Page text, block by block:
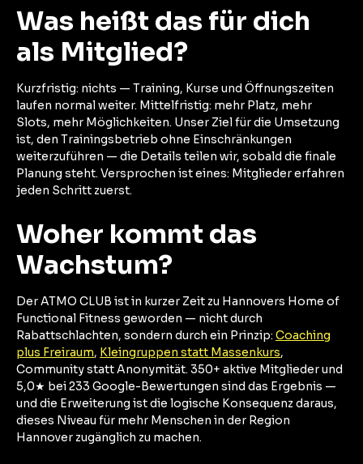
Was heißt das für dich
als Mitglied?
Kurzfristig: nichts — Training, Kurse und Öffnungszeiten
laufen normal weiter. Mittelfristig: mehr Platz, mehr
Slots, mehr Möglichkeiten. Unser Ziel für die Umsetzung
ist, den Trainingsbetrieb ohne Einschränkungen
weiterzuführen — die Details teilen wir, sobald die finale
Planung steht. Versprochen ist eines: Mitglieder erfahren
jeden Schritt zuerst.
Woher kommt das
Wachstum?
Der ATMO CLUB ist in kurzer Zeit zu Hannovers Home of
Functional Fitness geworden — nicht durch
Rabattschlachten, sondern durch ein Prinzip: Coaching
plus Freiraum, Kleingruppen statt Massenkurs,
Community statt Anonymität. 350+ aktive Mitglieder und
5,0★ bei 233 Google-Bewertungen sind das Ergebnis —
und die Erweiterung ist die logische Konsequenz daraus,
dieses Niveau für mehr Menschen in der Region
Hannover zugänglich zu machen.